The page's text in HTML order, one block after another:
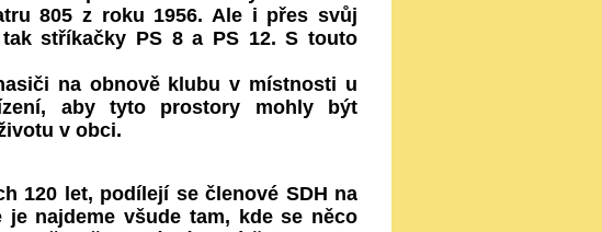
805 z roku 1956. Ale i přes svůj
stříkačky PS 8 a PS 12. S touto
na obnově klubu v místnosti u
aby tyto prostory mohly být
v obci.
120 let, podílejí se členové SDH na
najdeme všude tam, kde se něco